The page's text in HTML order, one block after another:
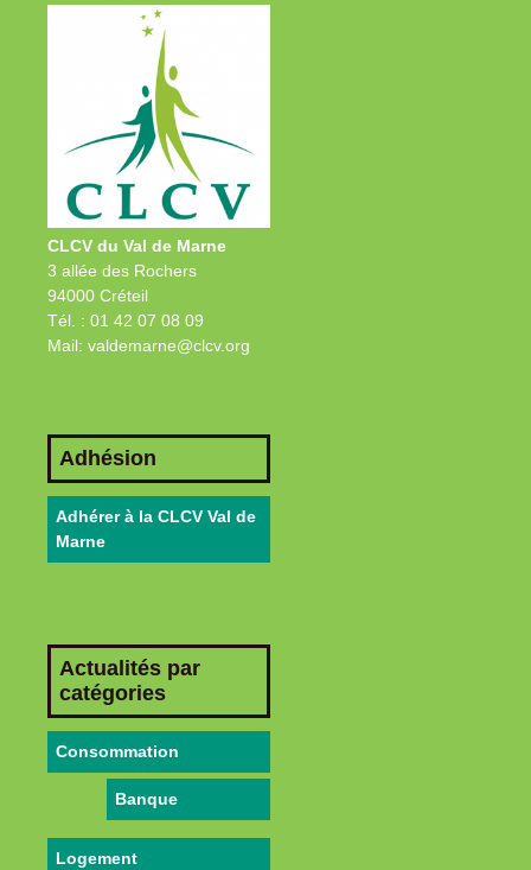
CLCV du Val de Marne
3 allée des Rochers
94000 Créteil
Tél. : 01 42 07 08 09
Mail: valdemarne@clcv.org
Adhésion
Adhérer à la CLCV Val de
Marne
Actualités par
catégories
Consommation
Banque
Logement